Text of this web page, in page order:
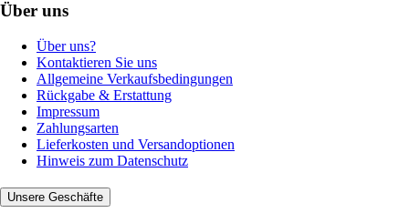
Über uns
Über uns?
Kontaktieren Sie uns
Allgemeine Verkaufsbedingungen
Rückgabe & Erstattung
Impressum
Zahlungsarten
Lieferkosten und Versandoptionen
Hinweis zum Datenschutz
Unsere Geschäfte